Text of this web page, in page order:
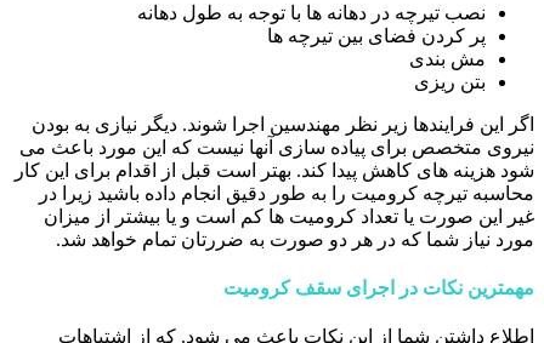
نصب تیرچه در دهانه ها با توجه به طول دهانه
پر کردن فضای بین تیرچه ها
مش بندی
بتن ریزی
اگر این فرایندها زیر نظر مهندسین اجرا شوند. دیگر نیازی به بودن
نیروی متخصص برای پیاده سازی آنها نیست که این مورد باعث می
شود هزینه های کاهش پیدا کند. بهتر است قبل از اقدام برای این کار
محاسبه تیرچه کرومیت را به طور دقیق انجام داده باشید زیرا در
غیر این صورت یا تعداد کرومیت ها کم است و یا بیشتر از میزان
مورد نیاز شما که در هر دو صورت به ضررتان تمام خواهد شد.
مهمترین نکات در اجرای سقف کرومیت
اطلاع داشتن شما از این نکات باعث می شود. که از اشتباهات